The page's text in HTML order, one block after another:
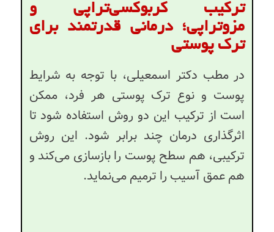
ترکیب کربوکسی‌تراپی و
مزوتراپی؛ درمانی قدرتمند برای
ترک پوستی
در مطب دکتر اسمعیلی، با توجه به شرایط
پوست و نوع ترک پوستی هر فرد، ممکن
است از ترکیب این دو روش استفاده شود تا
اثرگذاری درمان چند برابر شود. این روش
ترکیبی، هم سطح پوست را بازسازی می‌کند و
هم عمق آسیب را ترمیم می‌نماید.